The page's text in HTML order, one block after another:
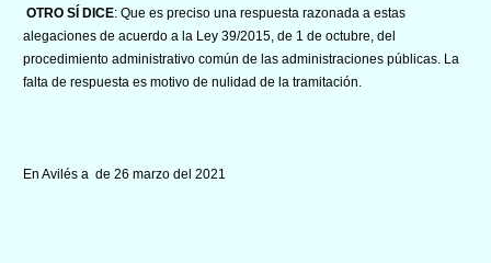
OTRO SÍ DICE: Que es preciso una respuesta razonada a estas
alegaciones de acuerdo a la Ley 39/2015, de 1 de octubre, del
procedimiento administrativo común de las administraciones públicas. La
falta de respuesta es motivo de nulidad de la tramitación.
En Avilés a de 26 marzo del 2021